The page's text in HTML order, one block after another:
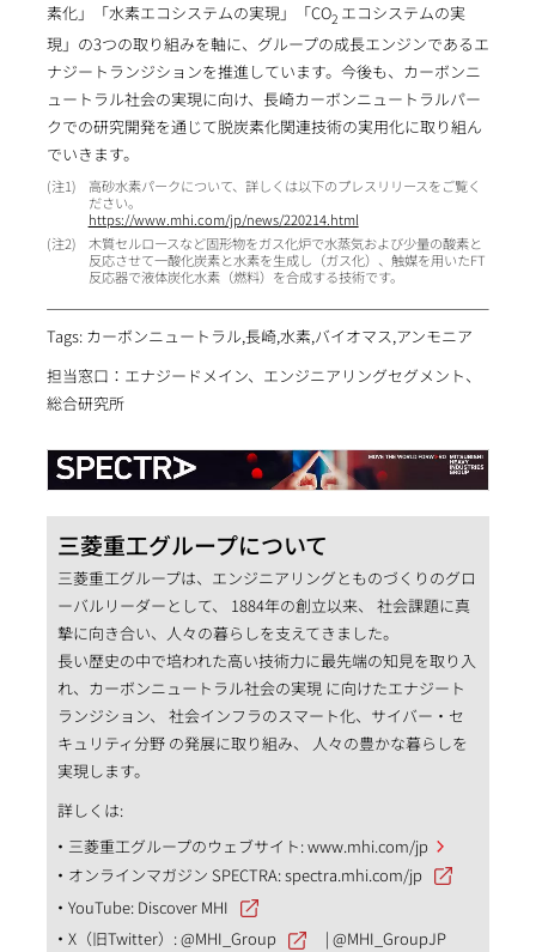
素化」「水素エコシステムの実現」「CO2 エコシステムの実
現」の3つの取り組みを軸に、グループの成長エンジンであるエ
ナジートランジションを推進しています。今後も、カーボンニ
ュートラル社会の実現に向け、長崎カーボンニュートラルパー
クでの研究開発を通じて脱炭素化関連技術の実用化に取り組ん
でいきます。
1
高砂水素パークについて、詳しくは以下のプレスリリースをご覧く
ださい。
https://www.mhi.com/jp/news/220214.html
2
木質セルロースなど固形物をガス化炉で水蒸気および少量の酸素と
反応させて一酸化炭素と水素を生成し（ガス化）、触媒を用いたFT
反応器で液体炭化水素（燃料）を合成する技術です。
Tags: カーボンニュートラル,長崎,水素,バイオマス,アンモニア
担当窓口：エナジードメイン、エンジニアリングセグメント、
総合研究所
三菱重工グループについて
三菱重工グループは、エンジニアリングとものづくりのグロ
ーバルリーダーとして、 1884年の創立以来、 社会課題に真
摯に向き合い、人々の暮らしを支えてきました。
長い歴史の中で培われた高い技術力に最先端の知見を取り入
れ、カーボンニュートラル社会の実現 に向けたエナジート
ランジション、 社会インフラのスマート化、サイバー・セ
キュリティ分野 の発展に取り組み、 人々の豊かな暮らしを
実現します。
詳しくは:
三菱重工グループのウェブサイト:www.mhi.com/jp
オンラインマガジン SPECTRA:spectra.mhi.com/jp
YouTube: Discover MHI
X（旧Twitter）:@MHI_Group |@MHI_GroupJP